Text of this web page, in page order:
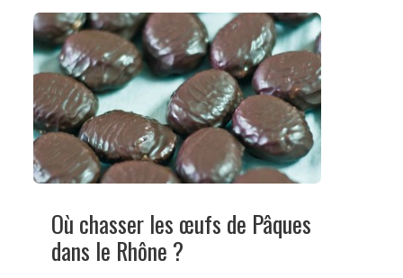
Où chasser les œufs de Pâques
dans le Rhône ?